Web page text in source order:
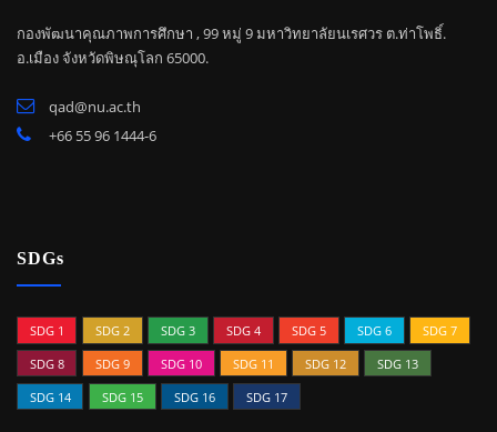
กองพัฒนาคุณภาพการศึกษา , 99 หมู่ 9 มหาวิทยาลัยนเรศวร ต.ท่าโพธิ์.
อ.เมือง จังหวัดพิษณุโลก 65000.
qad@nu.ac.th
+66 55 96 1444-6
SDGs
SDG 1 SDG 2 SDG 3 SDG 4 SDG 5 SDG 6
SDG 7
SDG 8
SDG 9 SDG 10 SDG 11 SDG 12
SDG 13
SDG 14
SDG 15 SDG 16 SDG 17